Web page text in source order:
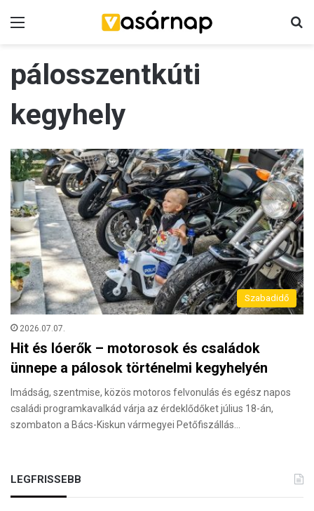
pálosszentkúti
kegyhely
Szabadidő
2026.07.07.
Hit és lóerők – motorosok és családok
ünnepe a pálosok történelmi kegyhelyén
Imádság, szentmise, közös motoros felvonulás és egész napos
családi programkavalkád várja az érdeklődőket július 18-án,
szombaton a Bács-Kiskun vármegyei Petőfiszállás…
LEGFRISSEBB